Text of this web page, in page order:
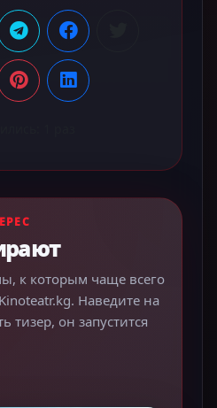
к которым чаще всего
Наведите на
тизер, он запустится